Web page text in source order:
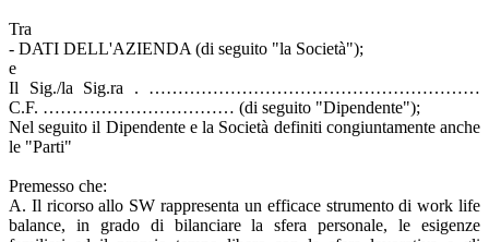
Tra
- DATI DELL'AZIENDA (di seguito "la Società");
e
Il Sig./la Sig.ra . …………………………………………………
C.F. …………………………… (di seguito "Dipendente");
Nel seguito il Dipendente e la Società definiti congiuntamente anche
le "Parti"
Premesso che:
A. Il ricorso allo SW rappresenta un efficace strumento di work life
balance, in grado di bilanciare la sfera personale, le esigenze